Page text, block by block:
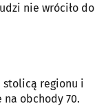
nie wróciło do
stolicą regionu i
na obchody 70.